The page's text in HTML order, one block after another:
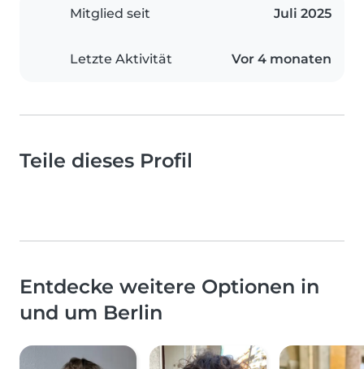
Mitglied seit Juli 2025
Letzte Aktivität Vor 4 monaten
Teile dieses Profil
Entdecke weitere Optionen in
und um Berlin